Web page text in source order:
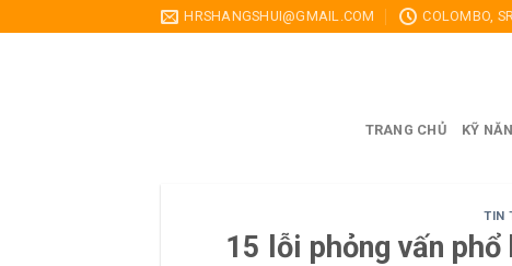
to
HRSHANGSHUI@GMAIL.COM COLOMBO,
TRANG CHỦ KỸ
TIN
15 lỗi phỏng vấn